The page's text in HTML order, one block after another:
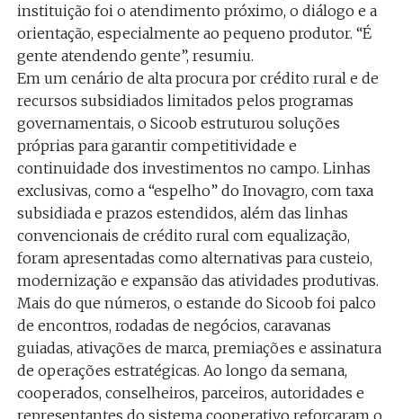
instituição foi o atendimento próximo, o diálogo e a
orientação, especialmente ao pequeno produtor. “É
gente atendendo gente”, resumiu.
Em um cenário de alta procura por crédito rural e de
recursos subsidiados limitados pelos programas
governamentais, o Sicoob estruturou soluções
próprias para garantir competitividade e
continuidade dos investimentos no campo. Linhas
exclusivas, como a “espelho” do Inovagro, com taxa
subsidiada e prazos estendidos, além das linhas
convencionais de crédito rural com equalização,
foram apresentadas como alternativas para custeio,
modernização e expansão das atividades produtivas.
Mais do que números, o estande do Sicoob foi palco
de encontros, rodadas de negócios, caravanas
guiadas, ativações de marca, premiações e assinatura
de operações estratégicas. Ao longo da semana,
cooperados, conselheiros, parceiros, autoridades e
representantes do sistema cooperativo reforçaram o